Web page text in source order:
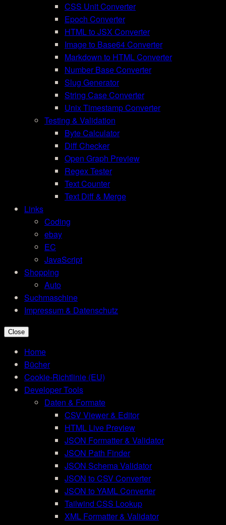
CSS Unit Converter
Epoch Converter
HTML to JSX Converter
Image to Base64 Converter
Markdown to HTML Converter
Number Base Converter
Slug Generator
String Case Converter
Unix Timestamp Converter
Testing & Validation
Byte Calculator
Diff Checker
Open Graph Preview
Regex Tester
Text Counter
Text Diff & Merge
Links
Coding
ebay
EC
JavaScript
Shopping
Auto
Suchmaschine
Impressum & Datenschutz
Close
Home
Bücher
Cookie-Richtlinie (EU)
Developer Tools
Daten & Formate
CSV Viewer & Editor
HTML Live Preview
JSON Formatter & Validator
JSON Path Finder
JSON Schema Validator
JSON to CSV Converter
JSON to YAML Converter
Tailwind CSS Lookup
XML Formatter & Validator